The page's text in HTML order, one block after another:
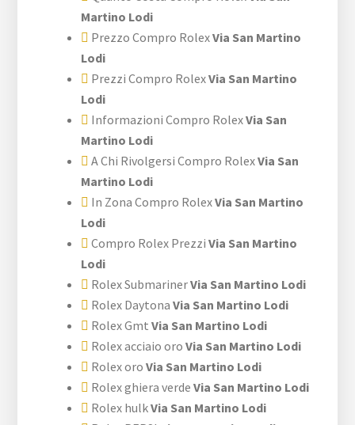
Martino Lodi
Prezzo Compro RolexVia San Martino
Lodi
Prezzi Compro RolexVia San Martino
Lodi
Informazioni Compro RolexVia San
Martino Lodi
A Chi Rivolgersi Compro RolexVia San
Martino Lodi
In Zona Compro RolexVia San Martino
Lodi
Compro Rolex Prezzi Via San Martino
Lodi
Rolex SubmarinerVia San Martino Lodi
Rolex Daytona Via San Martino Lodi
Rolex Gmt Via San Martino Lodi
Rolex acciaio oro Via San Martino Lodi
Rolex oro Via San Martino Lodi
Rolex ghiera verde Via San Martino Lodi
Rolex hulkVia San Martino Lodi